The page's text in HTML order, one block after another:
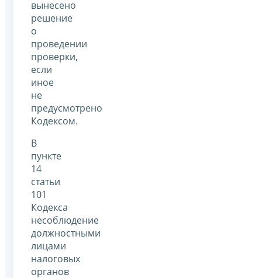
вынесено
решение
о
проведении
проверки,
если
иное
не
предусмотрено
Кодексом.
В
пункте
14
статьи
101
Кодекса
несоблюдение
должностными
лицами
налоговых
органов